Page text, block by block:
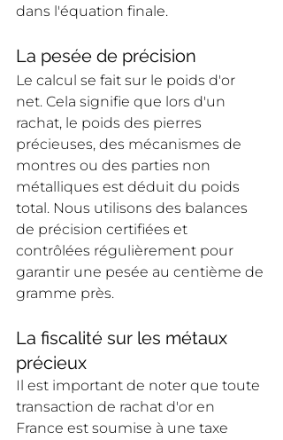
dans l'équation finale.
La pesée de précision
Le calcul se fait sur le poids d'or
net. Cela signifie que lors d'un
rachat, le poids des pierres
précieuses, des mécanismes de
montres ou des parties non
métalliques est déduit du poids
total. Nous utilisons des balances
de précision certifiées et
contrôlées régulièrement pour
garantir une pesée au centième de
gramme près.
La fiscalité sur les métaux
précieux
Il est important de noter que toute
transaction de rachat d'or en
France est soumise à une taxe